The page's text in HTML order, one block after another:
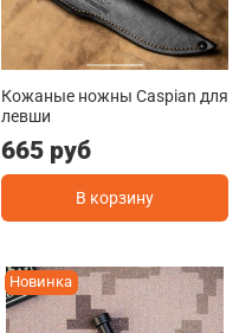
Кожаные ножны Caspian для
левши
665 руб
В корзину
Новинка